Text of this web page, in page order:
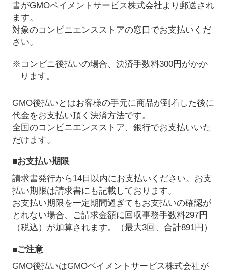
書がGMOペイメントサービス株式会社より郵送され
ます。
対象のコンビニエンスストアの窓口でお支払いくだ
さい。
※コンビニ後払いの場合、決済手数料300円がかか
ります。
GMO後払いとはお客様の手元に商品が到着した後に
代金をお支払い頂く決済方法です。
全国のコンビニエンスストア、銀行でお支払いいた
だけます。
■お支払い期限
請求書発行から14日以内にお支払いください。お支
払い期限は請求書にも記載しております。
お支払い期限を一定期間過ぎてもお支払いの確認が
とれない場合、ご請求金額に回収事務手数料297円
（税込）が加算されます。（最大3回、合計891円）
■ご注意
GMO後払いはGMOペイメントサービス株式会社が